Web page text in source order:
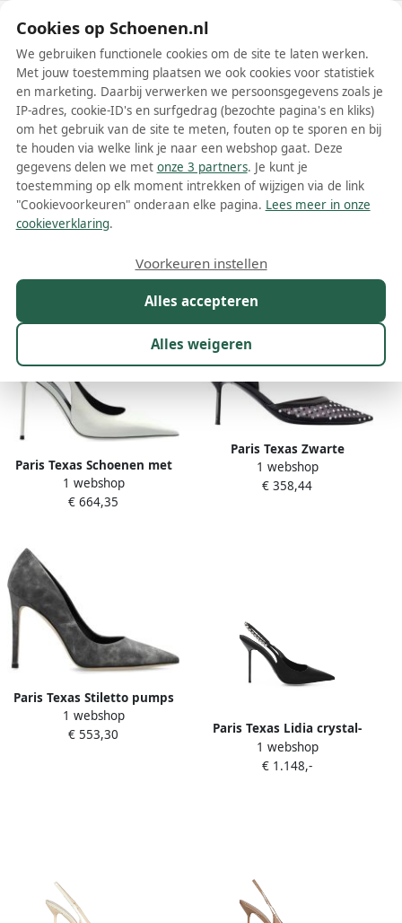
Schoenen.nl
Wis filters Alle filters
Paris Texas dames pumps
Meer lezen
Paris Texas Schoenen met
hak 'Lidia' White Dames
1 webshop
€ 664,35
Paris Texas Zwarte
Slingback Pumps met Mesh
Black Dames
1 webshop
€ 358,44
Paris Texas Stiletto pumps
in Paris stijl Gray Dames
1 webshop
€ 553,30
Paris Texas Lidia crystal-
embellished slingback
pumps Zwart
1 webshop
€ 1.148,-
Cookies op Schoenen.nl
We gebruiken functionele cookies om de site te laten werken.
Met jouw toestemming plaatsen we ook cookies voor statistiek
en marketing. Daarbij verwerken we persoonsgegevens zoals je
IP-adres, cookie-ID's en surfgedrag (bezochte pagina's en kliks)
om het gebruik van de site te meten, fouten op te sporen en bij
te houden via welke link je naar een webshop gaat. Deze
gegevens delen we met onze 3 partners. Je kunt je
toestemming op elk moment intrekken of wijzigen via de link
"Cookievoorkeuren" onderaan elke pagina. Lees meer in onze
cookieverklaring.
Alles accepteren
Alles weigeren
Voorkeuren instellen